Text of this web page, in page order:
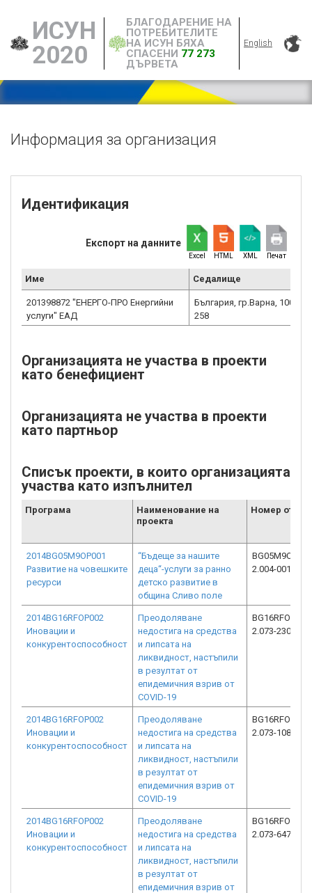
ИСУН
2020
БЛАГОДАРЕНИЕ НА
ПОТРЕБИТЕЛИТЕ
НА ИСУН БЯХА
СПАСЕНИ 77 273
ДЪРВЕТА
English
Информация за организация
Идентификация
Експорт на данните
Excel HTML XML Печат
Име Седалище
201398872 "ЕНЕРГО-ПРО Енергийни
услуги" ЕАД
България, гр.Варна, 1000,
258
Организацията не участва в проекти
като бенефициент
Организацията не участва в проекти
като партньор
Списък проекти, в които организацията
участва като изпълнител
Програма
Наименование на
проекта
Номер от
2014BG05M9OP001
Развитие на човешките
ресурси
“Бъдеще за нашите
деца“-услуги за ранно
детско развитие в
община Сливо поле
2.004-0017-
2014BG16RFOP002
Иновации и
конкурентоспособност
Преодоляване
недостига на средства
и липсата на
ликвидност, настъпили
в резултат от
епидемичния взрив от
COVID-19
BG16RFOP002-
2.073-2301-
2014BG16RFOP002
Иновации и
конкурентоспособност
Преодоляване
недостига на средства
и липсата на
ликвидност, настъпили
в резултат от
епидемичния взрив от
COVID-19
BG16RFOP002-
2.073-1081-
2014BG16RFOP002
Иновации и
конкурентоспособност
Преодоляване
недостига на средства
и липсата на
ликвидност, настъпили
в резултат от
епидемичния взрив от
BG16RFOP002-
2.073-6476-